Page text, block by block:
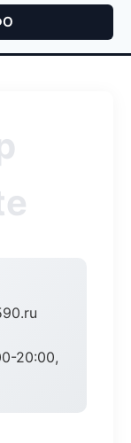
20:00,